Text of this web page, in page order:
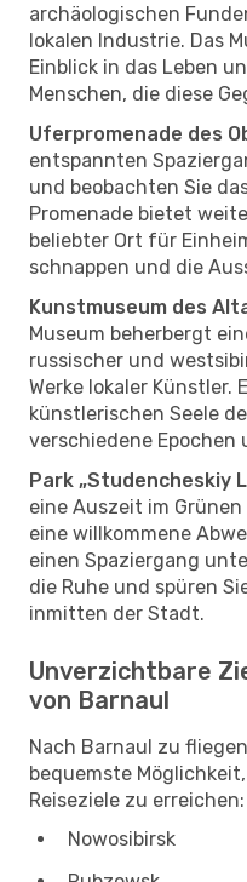
archäologischen
lokalen Industrie. Das
Einblick in das Leben
Menschen, die diese
Uferpromenade des
entspannten
und beobachten Sie
Promenade bietet
beliebter Ort für
schnappen und die
Kunstmuseum des
Museum beherbergt
russischer und
Werke lokaler Künstler.
künstlerischen Seele
verschiedene
Park „Studencheskiy
eine Auszeit im
eine willkommene
einen Spaziergang
die Ruhe und spüren
inmitten der Stadt.
Unverzichtbare
von Barnaul
Nach Barnaul zu
bequemste
Reiseziele zu erreichen:
Nowosibirsk